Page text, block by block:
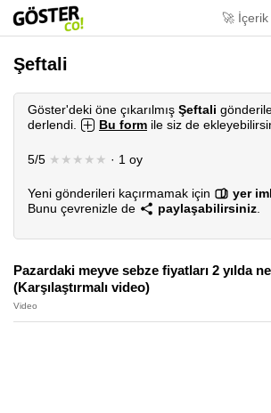
🚀 İçerik
Şeftali
Göster'deki öne çıkarılmış Şeftali
derlendi.
Bu form ile siz de
5/5 ★★★★★ · 1 oy
Yeni gönderileri kaçırmamak için yer
Bunu çevrenizle de
paylaşabilirsiniz
Pazardaki meyve sebze fiyatları 2 yılda
(Karşılaştırmalı video)
Video